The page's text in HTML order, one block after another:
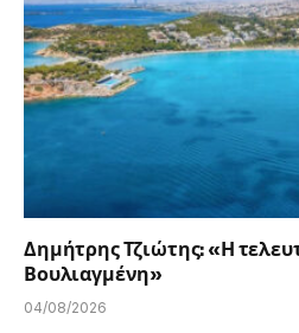
Δημήτρης Τζιώτης: «Η
Βουλιαγμένη»
04/08/2026